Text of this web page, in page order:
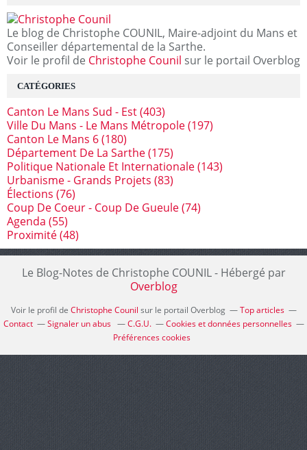
Le blog de Christophe COUNIL, Maire-adjoint du Mans et
Conseiller départemental de la Sarthe.
Voir le profil de Christophe Counil sur le portail Overblog
CATÉGORIES
Canton Le Mans Sud - Est(403)
Ville Du Mans - Le Mans Métropole(197)
Canton Le Mans 6(180)
Département De La Sarthe(175)
Politique Nationale Et Internationale(143)
Urbanisme - Grands Projets (83)
Élections (76)
Coup De Coeur - Coup De Gueule(74)
Agenda (55)
Proximité(48)
Le Blog-Notes de Christophe COUNIL - Hébergé par
Overblog
Voir le profil de Christophe Counil sur le portail Overblog
Top articles
Contact
Signaler un abus C.G.U.
Cookies et données personnelles
Préférences cookies